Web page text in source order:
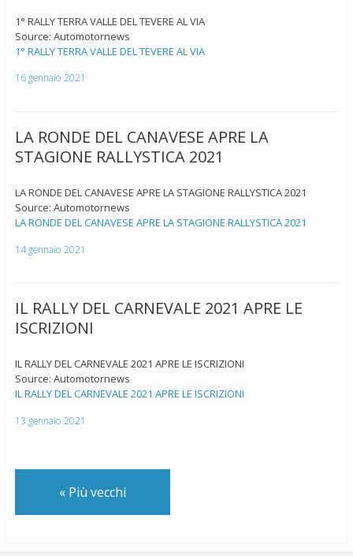
1° RALLY TERRA VALLE DEL TEVERE AL VIA
Source: Automotornews
1° RALLY TERRA VALLE DEL TEVERE AL VIA
16 gennaio 2021
LA RONDE DEL CANAVESE APRE LA
STAGIONE RALLYSTICA 2021
LA RONDE DEL CANAVESE APRE LA STAGIONE RALLYSTICA 2021
Source: Automotornews
LA RONDE DEL CANAVESE APRE LA STAGIONE RALLYSTICA 2021
14 gennaio 2021
IL RALLY DEL CARNEVALE 2021 APRE LE
ISCRIZIONI
IL RALLY DEL CARNEVALE 2021 APRE LE ISCRIZIONI
Source: Automotornews
IL RALLY DEL CARNEVALE 2021 APRE LE ISCRIZIONI
13 gennaio 2021
«Più vecchi